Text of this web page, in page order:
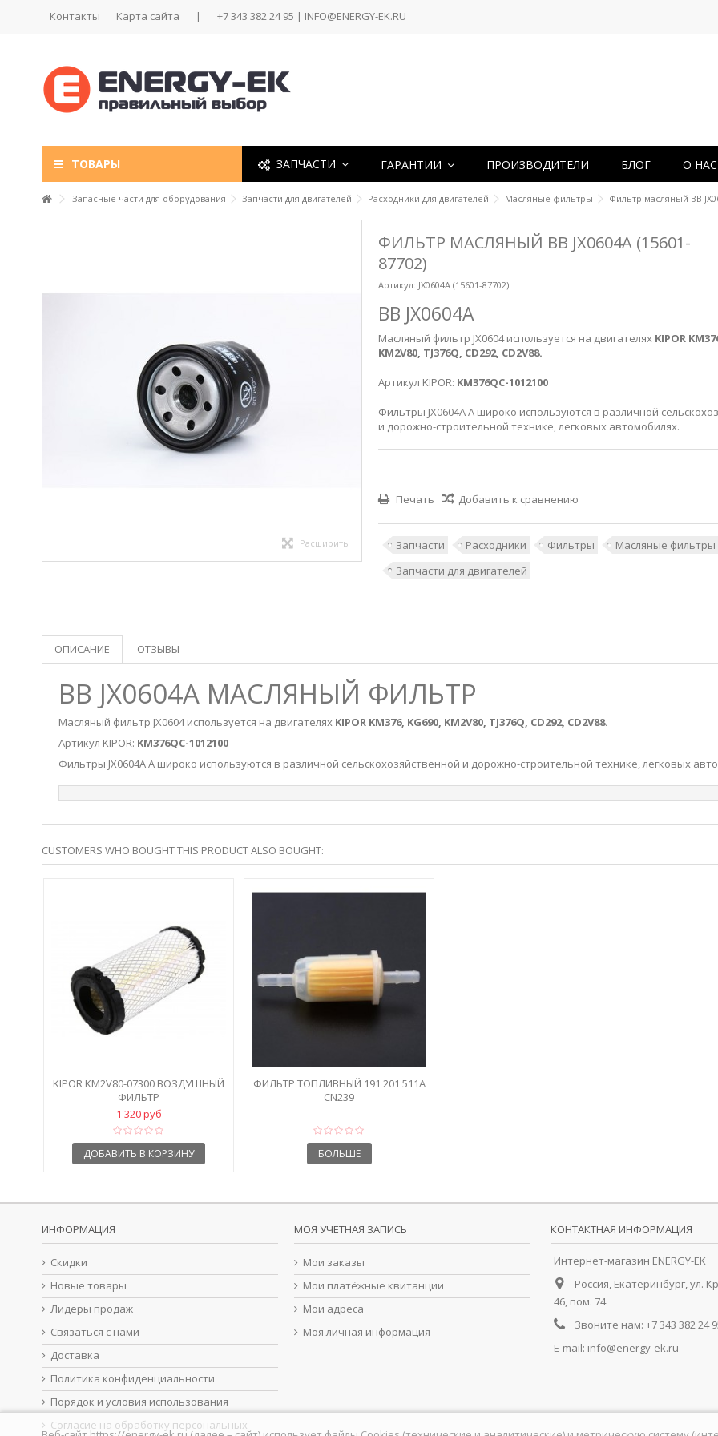
Контакты Карта сайта | +7 343 382 24 95 | INFO@ENERGY-EK.RU
ТОВАРЫ ЗАПЧАСТИ ГАРАНТИИ ПРОИЗВОДИТЕЛИ БЛОГ О НАС
Запасные части для оборудования Запчасти для двигателей Расходники для двигателей Масляные фильтры Фильтр масляный BB
Расширить
ФИЛЬТР МАСЛЯНЫЙ BB JX0604A (15601-
87702)
Артикул: JX0604A (15601-87702)
BB JX0604A
Масляный фильтр JX0604 используется на двигателях KIPOR
KM2V80, TJ376Q, CD292, CD2V88.
Артикул KIPOR: KM376QC-1012100
Фильтры JX0604A A широко используются в различной
и дорожно-строительной технике, легковых автомобилях.
Печать Добавить к сравнению
Запчасти Расходники Фильтры
Масляные фильтры
Запчасти для двигателей
ОПИСАНИЕ ОТЗЫВЫ
BB JX0604A МАСЛЯНЫЙ ФИЛЬТР
Масляный фильтр JX0604 используется на двигателях KIPOR KM376, KG690, KM2V80, TJ376Q, CD292, CD2V88.
Артикул KIPOR: KM376QC-1012100
Фильтры JX0604A A широко используются в различной сельскохозяйственной и дорожно-строительной технике, легковых
CUSTOMERS WHO BOUGHT THIS PRODUCT ALSO BOUGHT:
KIPOR KM2V80-07300 ВОЗДУШНЫЙ
ФИЛЬТР
1 320 руб
ДОБАВИТЬ В КОРЗИНУ
ФИЛЬТР ТОПЛИВНЫЙ 191 201 511A
CN239
БОЛЬШЕ
ИНФОРМАЦИЯ
Скидки
Новые товары
Лидеры продаж
Связаться с нами
Доставка
Политика конфиденциальности
Порядок и условия использования
Согласие на обработку персональных
МОЯ УЧЕТНАЯ ЗАПИСЬ
Мои заказы
Мои платёжные квитанции
Мои адреса
Моя личная информация
КОНТАКТНАЯ ИНФОРМАЦИЯ
Интернет-магазин ENERGY-EK
Россия, Екатеринбург, ул.
46, пом. 74
Звоните нам: +7 343 382 24
E-mail: info@energy-ek.ru